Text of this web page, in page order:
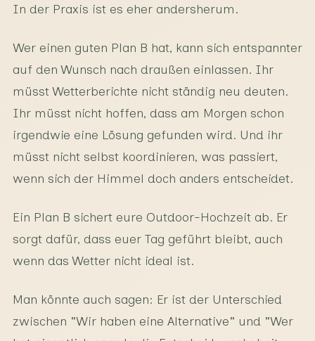
In der Praxis ist es eher andersherum.
Wer einen guten Plan B hat, kann sich entspannter
auf den Wunsch nach draußen einlassen. Ihr
müsst Wetterberichte nicht ständig neu deuten.
Ihr müsst nicht hoffen, dass am Morgen schon
irgendwie eine Lösung gefunden wird. Und ihr
müsst nicht selbst koordinieren, was passiert,
wenn sich der Himmel doch anders entscheidet.
Ein Plan B sichert eure Outdoor-Hochzeit ab. Er
sorgt dafür, dass euer Tag geführt bleibt, auch
wenn das Wetter nicht ideal ist.
Man könnte auch sagen: Er ist der Unterschied
zwischen "Wir haben eine Alternative" und "Wer